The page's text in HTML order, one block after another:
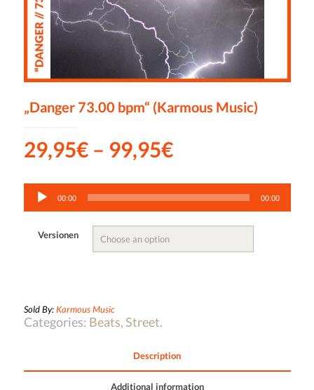
„Danger 73.00 bpm“ (Karmous Music)
29,95€– 99,95€
Audio-
Player
00:00 00:00
Versionen
Sold By: Karmous Music
Categories: Beats,Street.
Description
Additional information